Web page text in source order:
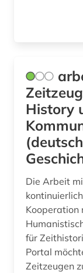
fröbel (1)
History
Die Arbeit
Kooperation
für
Portal
Zeitzeugen